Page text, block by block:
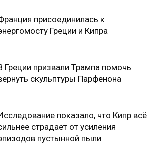
присоединилась к
Греции и Кипра
Греции призвали Трампа помочь
скульптуры Парфенона
показало, что Кипр всё
страдает от усиления
пустынной пыли